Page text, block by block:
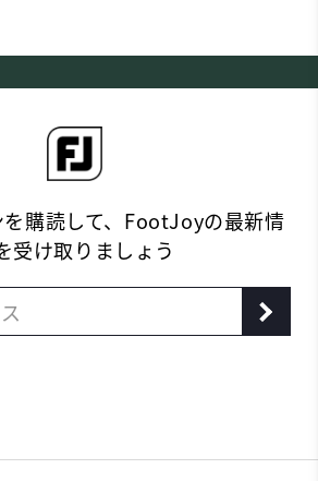
購読して、FootJoyの最新情
受け取りましょう